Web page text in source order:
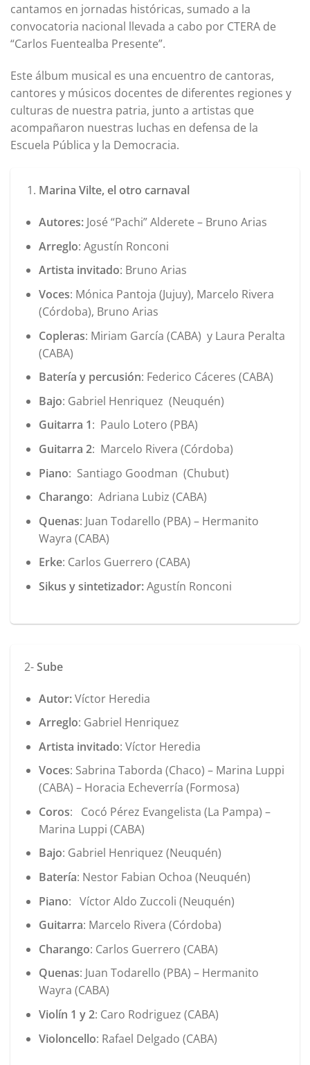
cantamos en jornadas históricas, sumado a la
convocatoria nacional llevada a cabo por CTERA de
“Carlos Fuentealba Presente”.
Este álbum musical es una encuentro de cantoras,
cantores y músicos docentes de diferentes regiones y
culturas de nuestra patria, junto a artistas que
acompañaron nuestras luchas en defensa de la
Escuela Pública y la Democracia.
Marina Vilte, el otro carnaval
Autores:José “Pachi” Alderete – Bruno Arias
Arreglo: Agustín Ronconi
Artista invitado: Bruno Arias
Voces: Mónica Pantoja (Jujuy), Marcelo Rivera
(Córdoba), Bruno Arias
Copleras: Miriam García (CABA) y Laura Peralta
(CABA)
Batería y percusión: Federico Cáceres (CABA)
Bajo: Gabriel Henriquez (Neuquén)
Guitarra 1: Paulo Lotero (PBA)
Guitarra 2: Marcelo Rivera (Córdoba)
Piano: Santiago Goodman (Chubut)
Charango: Adriana Lubiz (CABA)
Quenas: Juan Todarello (PBA) – Hermanito
Wayra (CABA)
Erke: Carlos Guerrero (CABA)
Sikus y sintetizador:Agustín Ronconi
2-Sube
Autor:Víctor Heredia
Arreglo: Gabriel Henriquez
Artista invitado: Víctor Heredia
Voces: Sabrina Taborda (Chaco) – Marina Luppi
(CABA) – Horacia Echeverría (Formosa)
Coros: Cocó Pérez Evangelista (La Pampa) –
Marina Luppi (CABA)
Bajo: Gabriel Henriquez (Neuquén)
Batería: Nestor Fabian Ochoa (Neuquén)
Piano: Víctor Aldo Zuccoli (Neuquén)
Guitarra: Marcelo Rivera (Córdoba)
Charango: Carlos Guerrero (CABA)
Quenas: Juan Todarello (PBA) – Hermanito
Wayra (CABA)
Violín 1 y 2: Caro Rodriguez (CABA)
Violoncello: Rafael Delgado (CABA)